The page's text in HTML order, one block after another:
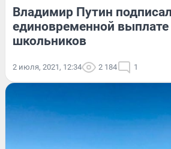
Владимир Путин
единовременной выплате
школьников
2 июля, 2021, 12:34 2 184 1